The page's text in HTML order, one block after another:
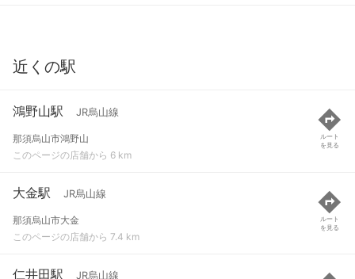
近くの駅
鴻野山駅 JR烏山線
那須烏山市鴻野山
このページの店舗から 6 km
ルート
を見る
大金駅 JR烏山線
那須烏山市大金
このページの店舗から 7.4 km
ルート
を見る
仁井田駅 JR烏山線